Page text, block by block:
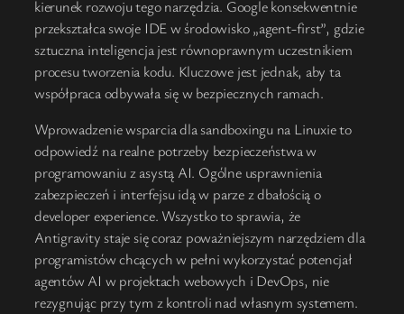
kierunek rozwoju tego narzędzia. Google konsekwentnie
przekształca swoje IDE w środowisko „agent-first”, gdzie
sztuczna inteligencja jest równoprawnym uczestnikiem
procesu tworzenia kodu. Kluczowe jest jednak, aby ta
współpraca odbywała się w bezpiecznych ramach.
Wprowadzenie wsparcia dla sandboxingu na Linuxie to
odpowiedź na realne potrzeby bezpieczeństwa w
programowaniu z asystą AI. Ogólne usprawnienia
zabezpieczeń i interfejsu idą w parze z dbałością o
developer experience. Wszystko to sprawia, że
Antigravity staje się coraz poważniejszym narzędziem dla
programistów chcących w pełni wykorzystać potencjał
agentów AI w projektach webowych i DevOps, nie
rezygnując przy tym z kontroli nad własnym systemem.